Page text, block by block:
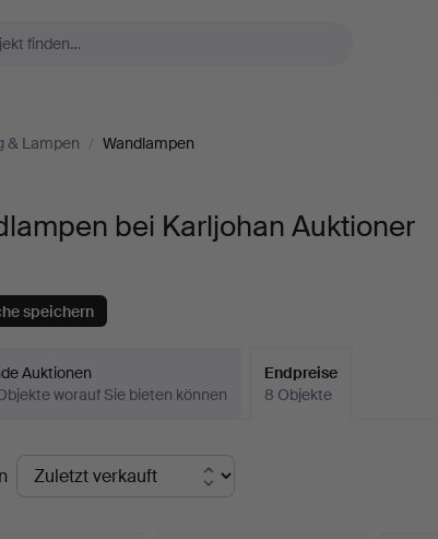
& Lampen / Wandlampen
bei Karljohan Auktioner
speichern
Auktionen
worauf Sie bieten können
Endpreise
8 Objekte